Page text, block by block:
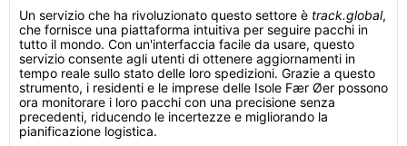
Un servizio che ha rivoluzionato questo settore è track.global,
che fornisce una piattaforma intuitiva per seguire pacchi in
tutto il mondo. Con un'interfaccia facile da usare, questo
servizio consente agli utenti di ottenere aggiornamenti in
tempo reale sullo stato delle loro spedizioni. Grazie a questo
strumento, i residenti e le imprese delle Isole Fær Øer possono
ora monitorare i loro pacchi con una precisione senza
precedenti, riducendo le incertezze e migliorando la
pianificazione logistica.